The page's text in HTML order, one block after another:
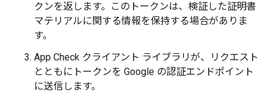
クンを返します。このトークンは、検証した証明書
マテリアルに関する情報を保持する場合がありま
す。
App Check クライアント ライブラリが、リクエスト
とともにトークンを Google の認証エンドポイント
に送信します。